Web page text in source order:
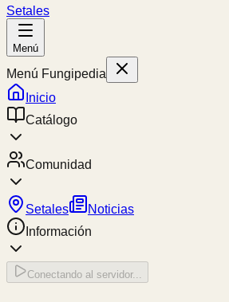
Setales
Menú
Menú Fungipedia
Inicio
Catálogo
Comunidad
Setales
Noticias
Información
Conectando al servidor...